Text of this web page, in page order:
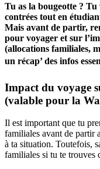
Tu as la bougeotte ?
contrées tout en
Mais avant de partir,
pour voyager et sur
(allocations familiales,
un récap’ des infos
Impact du voyage
(valable pour la
Il est important que tu
familiales avant de partir
à ta situation. Toutefois,
familiales si tu te trouves